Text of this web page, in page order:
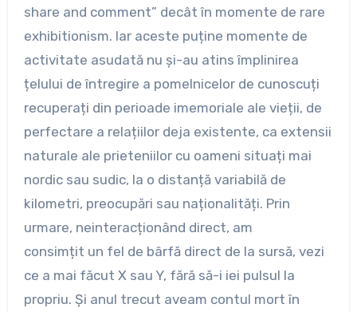
share and comment” decât în momente de rare
exhibitionism. Iar aceste puține momente de
activitate asudată nu și-au atins împlinirea
țelului de întregire a pomelnicelor de cunoscuți
recuperați din perioade imemoriale ale vieții, de
perfectare a relațiilor deja existente, ca extensii
naturale ale prieteniilor cu oameni situați mai
nordic sau sudic, la o distanță variabilă de
kilometri, preocupări sau naționalități. Prin
urmare, neinteracționând direct, am
consimțit un fel de bârfă direct de la sursă, vezi
ce a mai făcut X sau Y, fără să-i iei pulsul la
propriu. Și anul trecut aveam contul mort în